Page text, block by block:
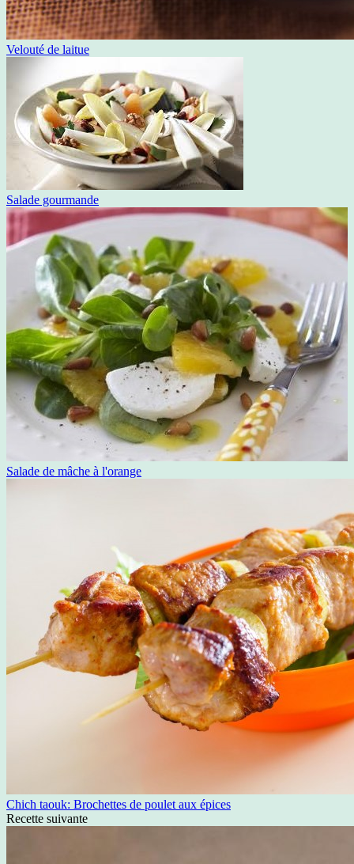
Velouté de laitue
Salade gourmande
Salade de mâche à l'orange
Chich taouk: Brochettes de poulet aux épices
Recette suivante